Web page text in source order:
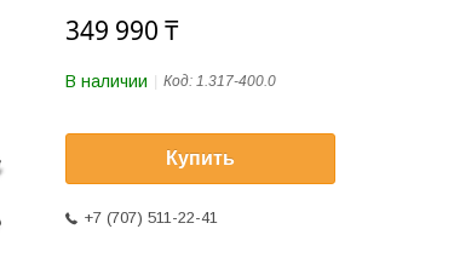
349 990 ₸
В наличии Код: 1.317-400.0
Купить
+7 (707) 511-22-41